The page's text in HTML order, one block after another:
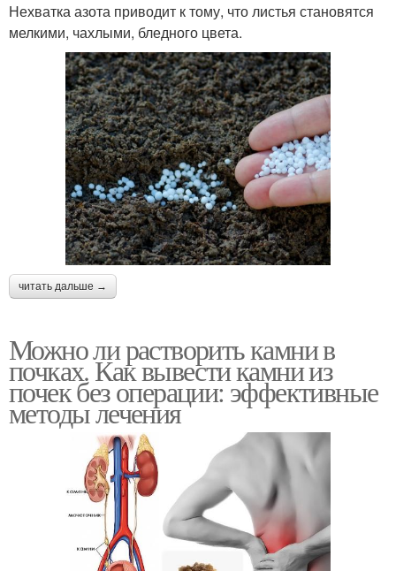
Нехватка азота приводит к тому, что листья становятся
мелкими, чахлыми, бледного цвета.
читать дальше →
Можно ли растворить камни в
почках. Как вывести камни из
почек без операции: эффективные
методы лечения